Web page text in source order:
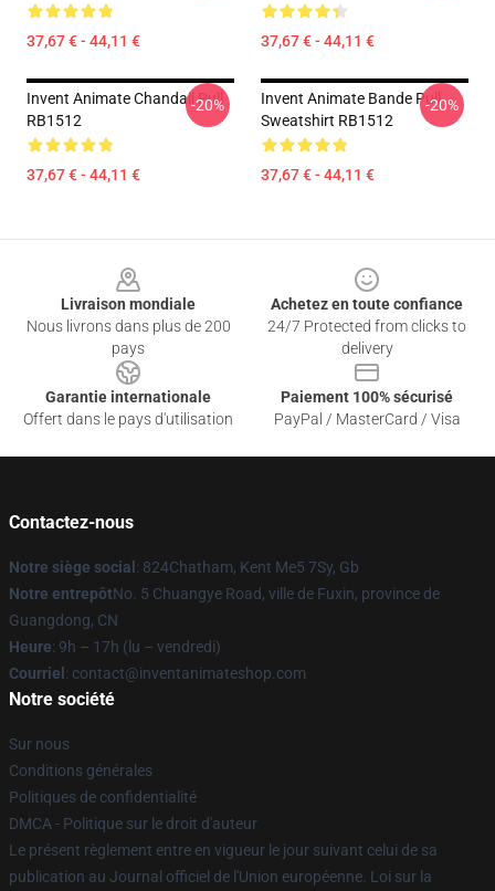
37,67 € - 44,11 € 37,67 € - 44,11 €
Invent Animate Chandail Pull
RB1512
37,67 € - 44,11 €
-20%
Invent Animate Bande Pull
Sweatshirt RB1512
37,67 € - 44,11 €
-20%
Livraison mondiale
Nous livrons dans plus de 200
pays
Achetez en toute confiance
24/7 Protected from clicks to
delivery
Garantie internationale
Offert dans le pays d'utilisation
Paiement 100% sécurisé
PayPal / MasterCard / Visa
Contactez-nous
Notre siège social : 824Chatham, Kent Me5 7Sy, Gb
Notre entrepôtNo. 5 Chuangye Road, ville de Fuxin, province de
Guangdong, CN
Heure: 9h – 17h (lu – vendredi)
Courriel : contact@inventanimateshop.com
Notre société
Sur nous
Conditions générales
Politiques de confidentialité
DMCA - Politique sur le droit d'auteur
Le présent règlement entre en vigueur le jour suivant celui de sa
publication au Journal officiel de l'Union européenne. Loi sur la